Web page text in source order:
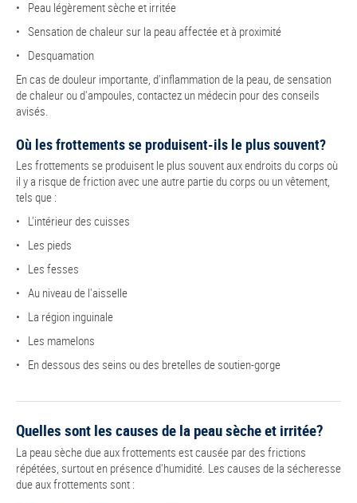
Peau légèrement sèche et irritée
Sensation de chaleur sur la peau affectée et à proximité
Desquamation
En cas de douleur importante, d'inflammation de la peau, de sensation
de chaleur ou d'ampoules, contactez un médecin pour des conseils
avisés.
Où les frottements se produisent-ils le plus souvent?
Les frottements se produisent le plus souvent aux endroits du corps où
il y a risque de friction avec une autre partie du corps ou un vêtement,
tels que :
L’intérieur des cuisses
Les pieds
Les fesses
Au niveau de l'aisselle
La région inguinale
Les mamelons
En dessous des seins ou des bretelles de soutien-gorge
Quelles sont les causes de la peau sèche et irritée?
La peau sèche due aux frottements est causée par des frictions
répétées, surtout en présence d'humidité. Les causes de la sécheresse
due aux frottements sont :